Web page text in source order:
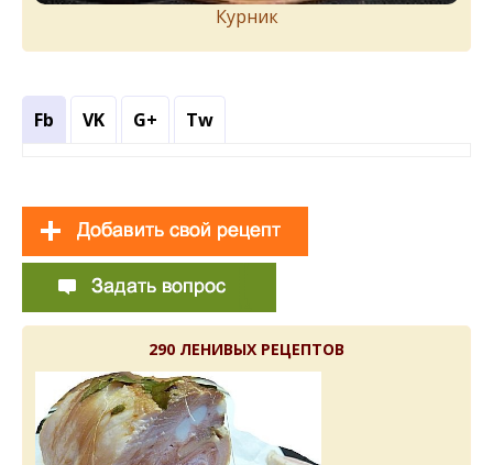
Курник
Fb VK G+ Tw
290 ЛЕНИВЫХ РЕЦЕПТОВ